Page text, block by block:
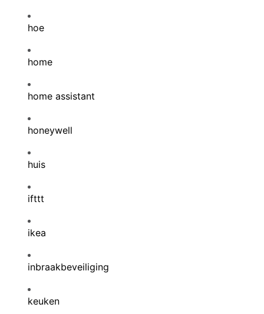
hoe
home
home assistant
honeywell
huis
ifttt
ikea
inbraakbeveiliging
keuken